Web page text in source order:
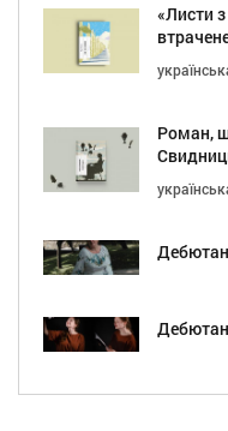
«Листи
Роман,